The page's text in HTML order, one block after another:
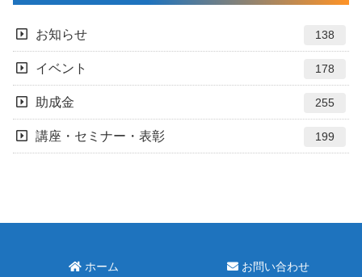
お知らせ 138
イベント 178
助成金 255
講座・セミナー・表彰 199
ホーム お問い合わせ